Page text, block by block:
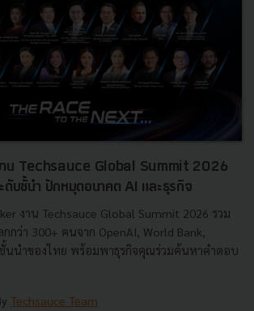
าน Techsauce Global Summit 2026
บชั้นำ ปักหมุดอนาคต AI และธุรกิจ
งาน Techsauce Global Summit 2026 รวม
กว่า 300+ คนจาก OpenAI, World Bank,
นนำของไทย พร้อมพาธุรกิจคุณร่วมค้นหาคำตอบ
Techsauce Team